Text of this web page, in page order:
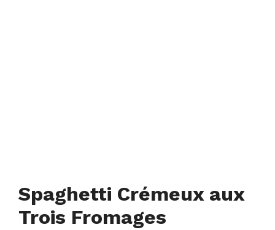
Spaghetti Crémeux aux
Trois Fromages